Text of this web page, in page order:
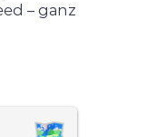
– ganz